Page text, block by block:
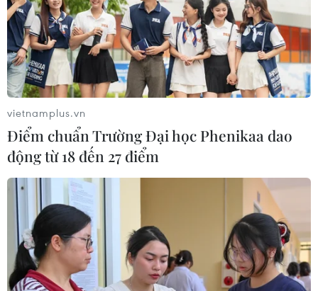
Hàn Quốc giảm lực lượng tham gia tập
trận RIMPAC 2020
25/05/2020 09:03
Cuộc tập trận RIMPAC do Mỹ chủ trì là chiến dịch diễn
tập trên biển lớn nhất thế giới, với sự tham gia của các
nước thuộc Thái Bình Dương như Mỹ, Hàn Quốc, Nhật
Bản.
vietnamplus.vn
Điểm chuẩn Trường Đại học Phenikaa dao
động từ 18 đến 27 điểm